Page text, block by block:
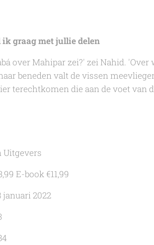
graag met jullie delen
over Mahipar zei?' zei Nahid.
beneden valt de vissen
terechtkomen die aan de voet van
Uitgevers
E-book €11,99
januari 2022